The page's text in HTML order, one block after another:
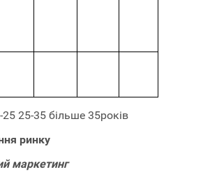
25-35 більше 35років
ринку
маркетинг